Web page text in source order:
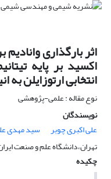
اثر بارگذاری
اکسید بر پایه
انتخابی ارتوزایلن به
نوع مقاله : علمی-پژوهشی
نویسندگان
علی اکبری چوبر
سید مهدی
تهران،دانشگاه علم و صنعت
چکیده